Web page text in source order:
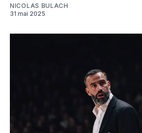
NICOLAS BULACH
31 mai 2025